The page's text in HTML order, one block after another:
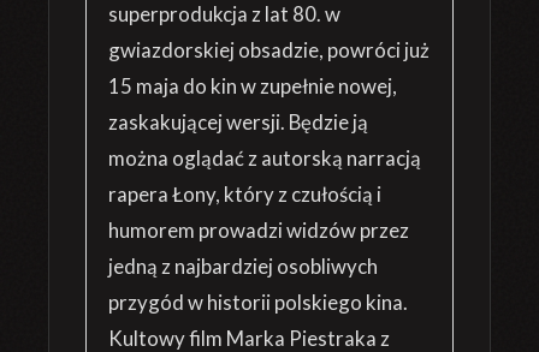
superprodukcja z lat 80. w
gwiazdorskiej obsadzie, powróci już
15 maja do kin w zupełnie nowej,
zaskakującej wersji. Będzie ją
można oglądać z autorską narracją
rapera Łony, który z czułością i
humorem prowadzi widzów przez
jedną z najbardziej osobliwych
przygód w historii polskiego kina.
Kultowy film Marka Piestraka z